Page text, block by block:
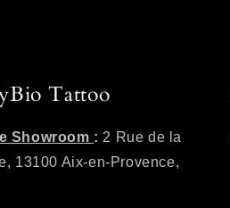
Tattoo
Showroom : 2 Rue de la
13100 Aix-en-Provence,